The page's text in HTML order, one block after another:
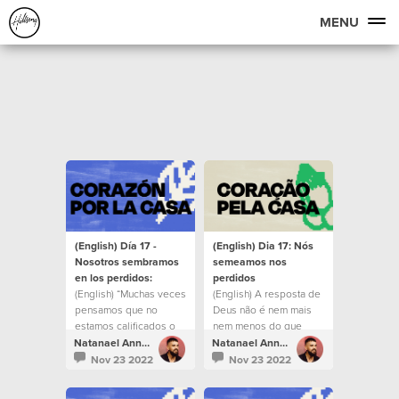
MENU
(English) Día 17 -
Nosotros sembramos
en los perdidos:
(English) “Muchas veces
pensamos que no
estamos calificados o
que no somos las
personas correctas,
que el que nos creó y
Natanael Annacondia
Nov 23 2022
(English) Dia 17: Nós
semeamos nos
perdidos
(English) A resposta de
Deus não é nem mais
nem menos do que
você mesmo. Natanael Annacondia
Nov 23 2022